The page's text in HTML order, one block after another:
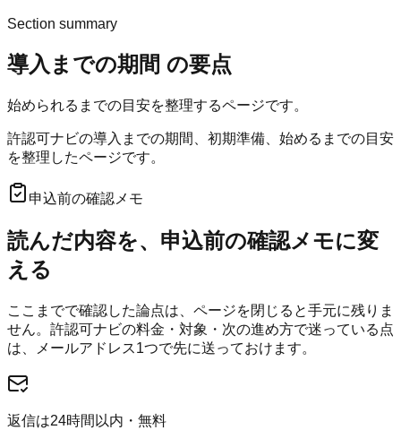
Section summary
導入までの期間 の要点
始められるまでの目安を整理するページです。
許認可ナビの導入までの期間、初期準備、始めるまでの目安
を整理したページです。
申込前の確認メモ
読んだ内容を、申込前の確認メモに変
える
ここまでで確認した論点は、ページを閉じると手元に残りま
せん。 許認可ナビの料金・対象・次の進め方で迷っている点
は、メールアドレス1つで先に送っておけます。
返信は24時間以内・無料